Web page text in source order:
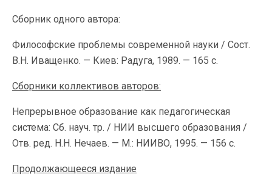
Сборник одного автора:
Философские проблемы современной науки / Сост.
В.Н. Иващенко. — Киев: Радуга, 1989. — 165 с.
Сборники коллективов авторов:
Непрерывное образование как педагогическая
система: Сб. науч. тр. / НИИ высшего образования /
Отв. ред. Н.Н. Нечаев. — М.: НИИВО, 1995. — 156 с.
Продолжающееся издание